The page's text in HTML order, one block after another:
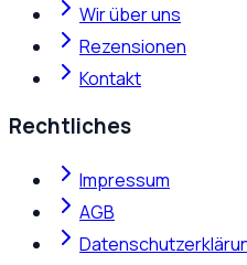
Wir über uns
Rezensionen
Kontakt
Rechtliches
Impressum
AGB